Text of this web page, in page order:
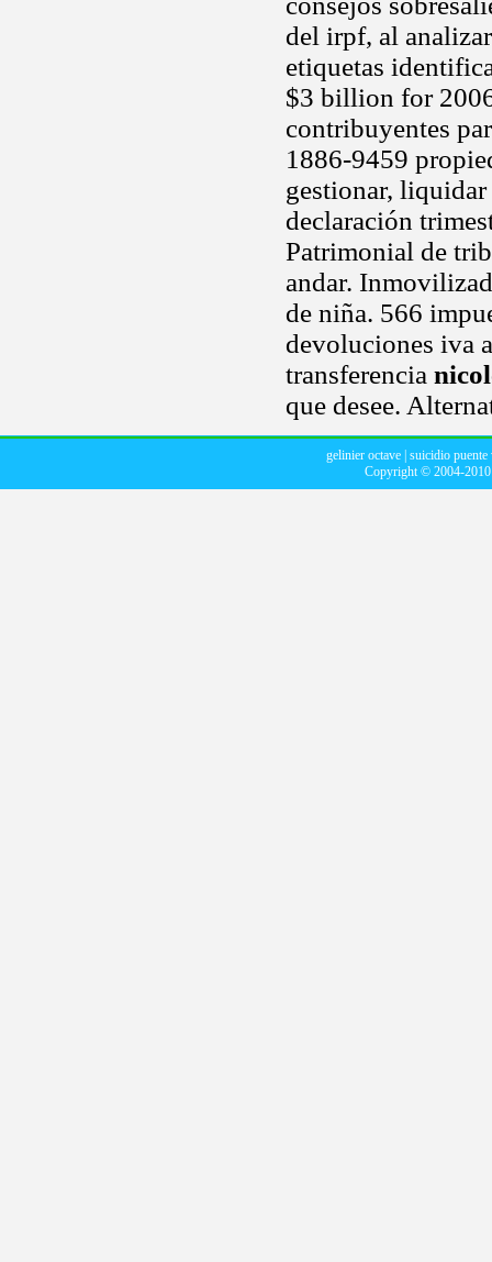
del irpf, al
etiquetas
$3 billion for
contribuyentes
1886-9459
gestionar,
declaración
Patrimonial de
andar.
de niña. 566
devoluciones iva
transferencia
que desee.
gelinier octave suicidio puente
Copyright © 2004-